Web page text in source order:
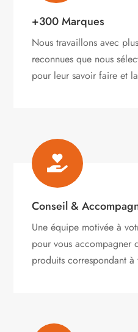
+300 Marques
Nous travaillons avec
reconnues que nous
pour leur savoir faire et

Conseil &
Une équipe motivée à
pour vous accompagner
produits correspondant à